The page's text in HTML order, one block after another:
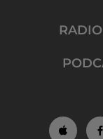
RADIO